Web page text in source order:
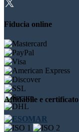
Fiducia online
Affidabile e certificato